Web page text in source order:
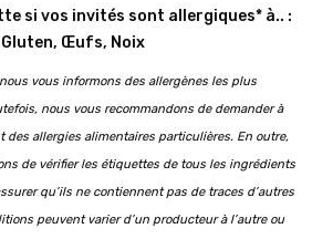
si vos invités sont allergiques* à.. :
Œufs, Noix
vous informons des allergènes les plus
nous vous recommandons de demander à
des allergies alimentaires particulières. En outre,
de vérifier les étiquettes de tous les ingrédients
qu’ils ne contiennent pas de traces d’autres
peuvent varier d’un producteur à l’autre ou